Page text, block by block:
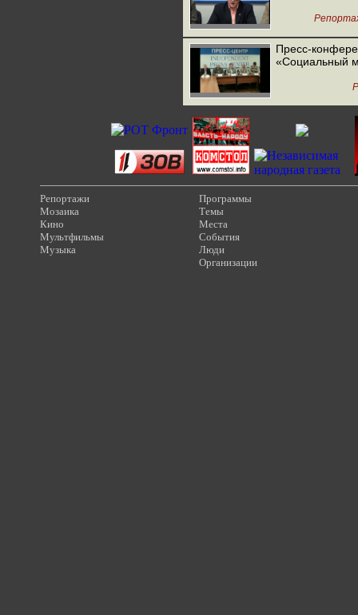
Пресс-
«Социальный
Репортажи
Мозаика
Кино
Мультфильмы
Музыка
Программы
Темы
Места
События
Люди
Организации